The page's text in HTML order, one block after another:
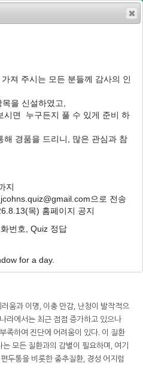
n
v
o
of Meniere’s Disease
▼
움과 이명, 이충 만감, 난청이 발작적으
라에서는 최근 점점 증가하고 있으나
족하여 진단에 어려움이 있다. 이 질환
모든 질환과의 감별이 필요하며, 여기
두통을 비롯한 중추질환, 경성 어지럼
져 주시는 모든 분들께 감사의 인
을 신설하였고,
시면 누구든지 풀 수 있게 준비 하
해 경품을 드리니, 많은 관심과 참
지
으로 전송
목) 홈페이지 공지
번호, Quiz 정답
for a day.